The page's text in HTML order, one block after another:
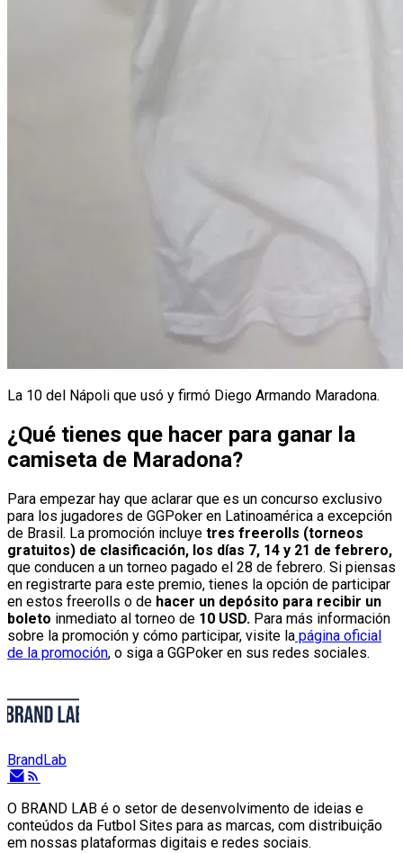
La 10 del Nápoli que usó y firmó Diego Armando Maradona.
¿Qué tienes que hacer para ganar la
camiseta de Maradona?
Para empezar hay que aclarar que es un concurso exclusivo
para los jugadores de GGPoker en Latinoamérica a excepción
de Brasil. La promoción incluye tres freerolls (torneos
gratuitos) de clasificación, los días 7, 14 y 21 de febrero,
que conducen a un torneo pagado el 28 de febrero. Si piensas
en registrarte para este premio, tienes la opción de participar
en estos freerolls o de hacer un depósito para recibir un
boleto inmediato al torneo de 10 USD. Para más información
sobre la promoción y cómo participar, visite la página oficial
de la promoción, o siga a GGPoker en sus redes sociales.
BrandLab
O BRAND LAB é o setor de desenvolvimento de ideias e
conteúdos da Futbol Sites para as marcas, com distribuição
em nossas plataformas digitais e redes sociais.